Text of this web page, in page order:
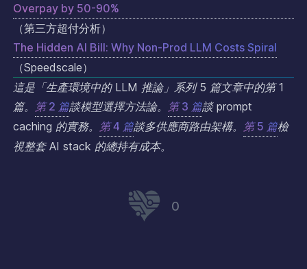
Overpay by 50-90%
（第三方超付分析）
The Hidden AI Bill: Why Non-Prod LLM Costs Spiral
（Speedscale）
這是「生產環境中的 LLM 推論」系列 5 篇文章中的第 1
篇。
第 2 篇談模型選擇方法論。 第 3 篇談 prompt
caching 的實務。
第 4 篇談多供應商路由架構。 第 5 篇檢
視整套 AI stack 的總持有成本。
0